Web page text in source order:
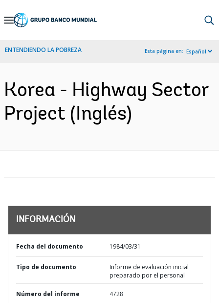
Skip
Navigation
ENTENDIENDO LA POBREZA Esta página en: Español
Korea - Highway Sector
Project (Inglés)
INFORMACIÓN
Fecha del documento 1984/03/31
Tipo de documento
Informe de evaluación inicial
preparado por el personal
Número del informe 4728